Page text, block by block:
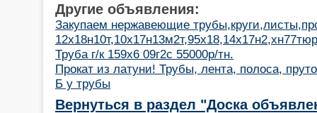
Другие объявления:
Закупаем нержавеющие
Труба г/к 159х6 09г2с 55000р/тн.
Прокат из латуни! Трубы, лента, полоса,
Б у трубы
Вернуться в раздел "Доска